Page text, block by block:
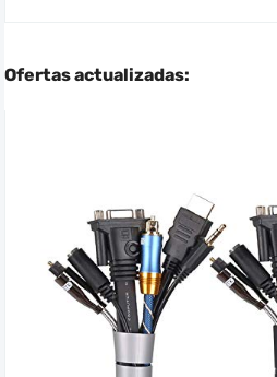
Ofertas actualizadas: